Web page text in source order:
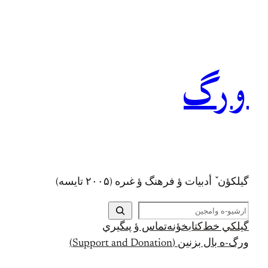
ورگ
گيلکؤن ٚ أدبیات ؤ فرهنگ ؤ غىره (۲۰۰۵ تايسه)
ج
س
ت
ج
گيلکي خط کتابخؤنهتماس ؤ پىگيري
ورگ-ه بال بزنين (Support and Donation)